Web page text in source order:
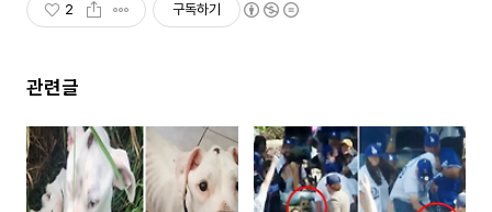
2 구독하기
관련글